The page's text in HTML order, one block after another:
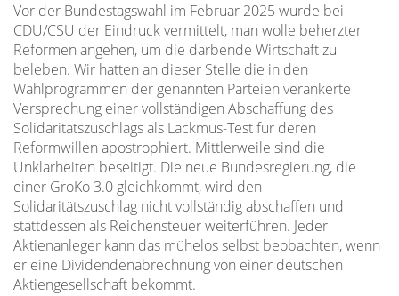
Vor der Bundestagswahl im Februar 2025 wurde bei
CDU/CSU der Eindruck vermittelt, man wolle beherzter
Reformen angehen, um die darbende Wirtschaft zu
beleben. Wir hatten an dieser Stelle die in den
Wahlprogrammen der genannten Parteien verankerte
Versprechung einer vollständigen Abschaffung des
Solidaritätszuschlags als Lackmus-Test für deren
Reformwillen apostrophiert. Mittlerweile sind die
Unklarheiten beseitigt. Die neue Bundesregierung, die
einer GroKo 3.0 gleichkommt, wird den
Solidaritätszuschlag nicht vollständig abschaffen und
stattdessen als Reichensteuer weiterführen. Jeder
Aktienanleger kann das mühelos selbst beobachten, wenn
er eine Dividendenabrechnung von einer deutschen
Aktiengesellschaft bekommt.